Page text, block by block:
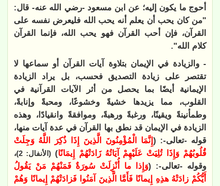
أحوج ما يكون إليه؛ عن ابن مسعود -رضي الله عنه- قال:
"من كان يحب أن يعلم أنه يحب الله فليعرض نفسه على
القرآن، فإن أحب القرآن فهو يحب الله، فإنما القرآن
كلام الله".
- والزيادة في الإيمان بتلاوة آيات القرآن أو سماعها لا
تقتصر على زيادة التصديق فحسب، بل يراد الزيادة
الإيمانية أيضًا بما يحصل من أثر الآيات القرآنية في
القلوب، مما يزيدها خشيةً وخشوعًا، ومحبةً وإنابةً،
وطمأنينةً ويقينًا، ورغبةً ورهبةً، وموافقةً وانقيادًا، وهذه
الزيادة في الإيمان قد نطق بها القرآن في عدة آيات منها،
قوله -تعالى-: (إِنَّمَا الْمُؤْمِنُونَ الَّذِينَ إِذَا ذُكِرَ اللَّهُ وَجِلَتْ
قُلُوبُهُمْ وَإِذَا تُلِيَتْ عَلَيْهِمْ آيَاتُهُ زَادَتْهُمْ إِيمَانًا)(الأنفال: 2)
،
وقوله -تعالى-: (وَإِذا ما أُنْزِلَتْ سُورَةٌ فَمَنْهُمْ مَنْ يَقُولُ
أَيُّكُمْ زادَتْهُ هذِهِ إِيمانًا فَأَمَّا الَّذِينَ آمَنُوا فَزادَتْهُمْ إِيمانًا وَهُمْ